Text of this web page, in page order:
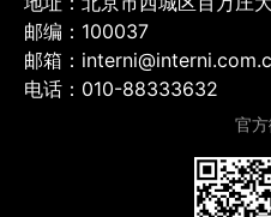
邮编：100037
邮箱：
电话：010-88333632
官